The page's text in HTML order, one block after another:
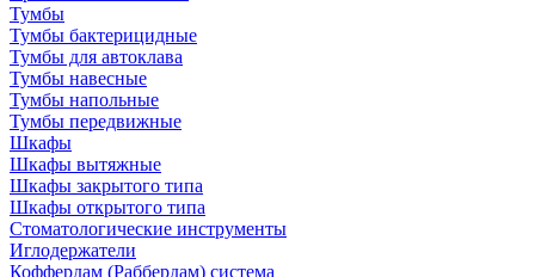
Тумбы
Тумбы бактерицидные
Тумбы для автоклава
Тумбы навесные
Тумбы напольные
Тумбы передвижные
Шкафы
Шкафы вытяжные
Шкафы закрытого типа
Шкафы открытого типа
Стоматологические инструменты
Иглодержатели
Коффердам (Раббердам) система